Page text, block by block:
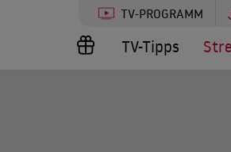
TV-PROGRAMM
TV-Tipps